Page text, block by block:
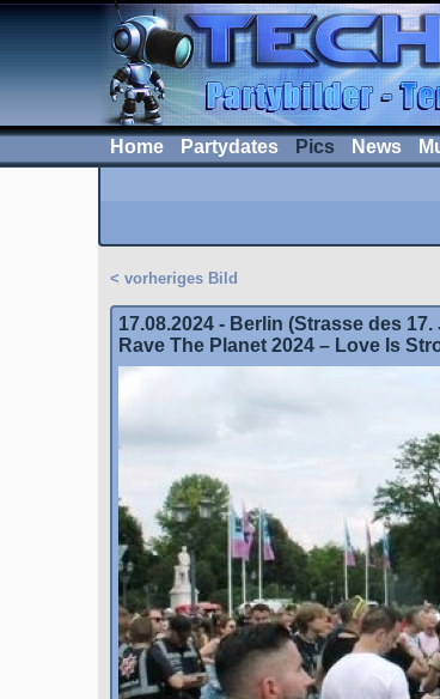
Home Partydates Pics News
< vorheriges Bild
17.08.2024 - Berlin (Strasse des 17.
Rave The Planet 2024 – Love Is